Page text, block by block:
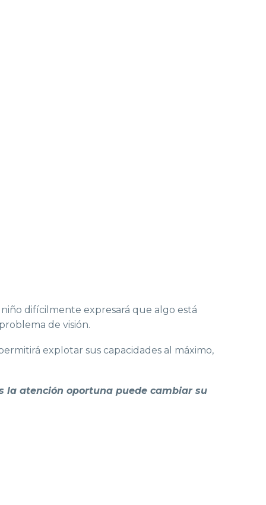
difícilmente expresará que algo está
de visión.
explotar sus capacidades al máximo,
la atención oportuna puede cambiar su